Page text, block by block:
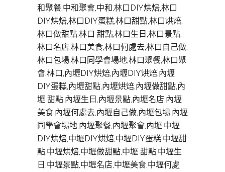
和聚餐,中和聚會,中和,林口DIY烘焙,林口
DIY烘焙,林口DIY蛋糕,林口甜點,林口烘焙,
林口做甜點,林口 甜點,林口生日,林口景點,
林口名店,林口美食,林口何處去,林口自己做,
林口包場,林口同學會場地,林口聚餐,林口聚
會,林口,內壢DIY烘焙,內壢DIY烘焙,內壢
DIY蛋糕,內壢甜點,內壢烘焙,內壢做甜點,內
壢 甜點,內壢生日,內壢景點,內壢名店,內壢
美食,內壢何處去,內壢自己做,內壢包場,內壢
同學會場地,內壢聚餐,內壢聚會,內壢,中壢
DIY烘焙,中壢DIY烘焙,中壢DIY蛋糕,中壢甜
點,中壢烘焙,中壢做甜點,中壢 甜點,中壢生
日,中壢景點,中壢名店,中壢美食,中壢何處